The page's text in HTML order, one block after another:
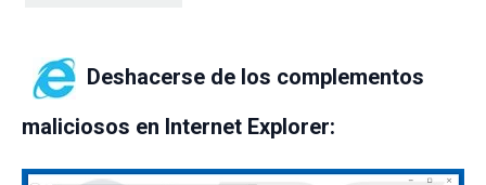
Deshacerse de los complementos
maliciosos en Internet Explorer: